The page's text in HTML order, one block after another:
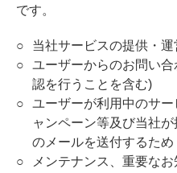
です。
当社サービスの提供・運
ユーザーからのお問い
認を行うことを含む)
ユーザーが利用中のサ
ャンペーン等及び当社
のメールを送付するため
メンテナンス、重要な